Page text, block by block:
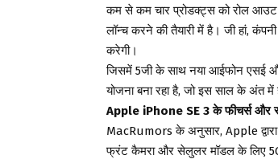
कम से कम चार प्रोडक्ट्स को रोल आउट
लॉन्च करने की तैयारी में है। जी हां,
करेगी।
जिसमें 5जी के साथ नया आईफोन एसई
योजना बना रहा है, जो इस साल के अंत में
Apple iPhone SE 3 के फीचर्स और
MacRumors के अनुसार, Apple
फ्रंट कैमरा और सेलुलर मॉडल के लिए